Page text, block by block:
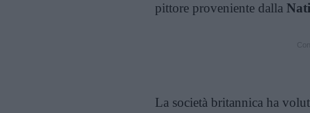
pittore proveniente dalla
La società britannica ha